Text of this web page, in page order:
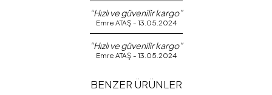
“Hızlı ve güvenilir kargo”
Emre ATAŞ - 13.05.2024
“Hızlı ve güvenilir kargo”
Emre ATAŞ - 13.05.2024
BENZER ÜRÜNLER